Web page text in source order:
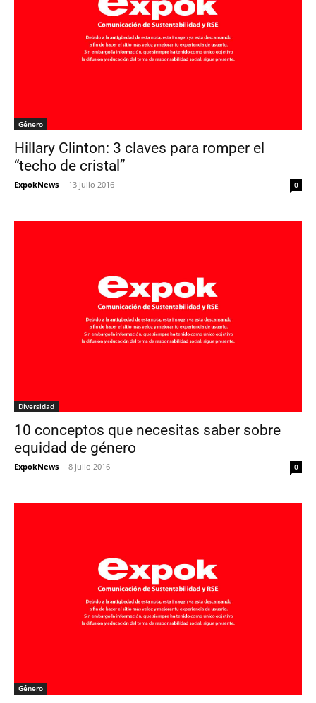
Género
Hillary Clinton: 3 claves para romper el
“techo de cristal”
ExpokNews - 13 julio 2016 0
Diversidad
10 conceptos que necesitas saber sobre
equidad de género
ExpokNews - 8 julio 2016 0
Género